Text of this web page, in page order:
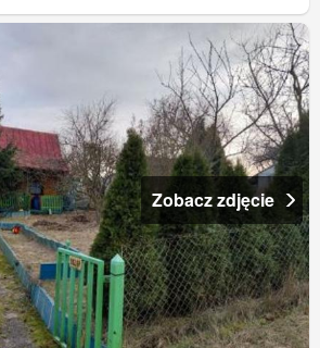
Zobacz zdjęcie